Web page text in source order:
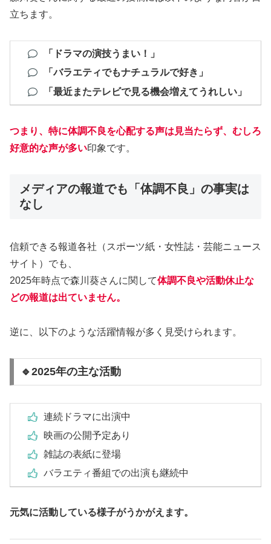
立ちます。
「ドラマの演技うまい！」
「バラエティでもナチュラルで好き」
「最近またテレビで見る機会増えてうれしい」
つまり、 特に体調不良を心配する声は見当たらず、むしろ
好意的な声が多い印象です。
メディアの報道でも「体調不良」の事実は
なし
信頼できる報道各社（スポーツ紙・女性誌・芸能ニュース
サイト）でも、
2025年時点で森川葵さんに関して体調不良や活動休止な
どの報道は出ていません。
逆に、以下のような活躍情報が多く見受けられます。
🔹2025年の主な活動
連続ドラマに出演中
映画の公開予定あり
雑誌の表紙に登場
バラエティ番組での出演も継続中
元気に活動している様子がうかがえます。